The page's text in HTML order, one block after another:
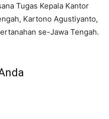
Tugas Kepala Kantor
Kartono Agustiyanto,
se-Jawa Tengah.